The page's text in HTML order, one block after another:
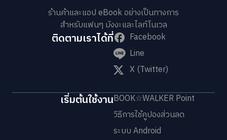
ร้านค้าและแอป eBook อย่างเป็นทางการ
สำหรับแฟนๆ มังงะและไลท์โนเวล
ติดตามเราได้ที่
Facebook
Line
X (Twitter)
เริ่มต้นใช้งานBOOK☆WALKER Point
วิธีการใช้คูปองส่วนลด
ระบบ Android